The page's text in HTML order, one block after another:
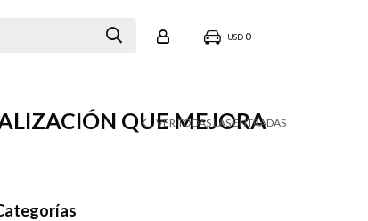
USD 0
QUE MEJORA
VER TODAS LAS ENTRADAS